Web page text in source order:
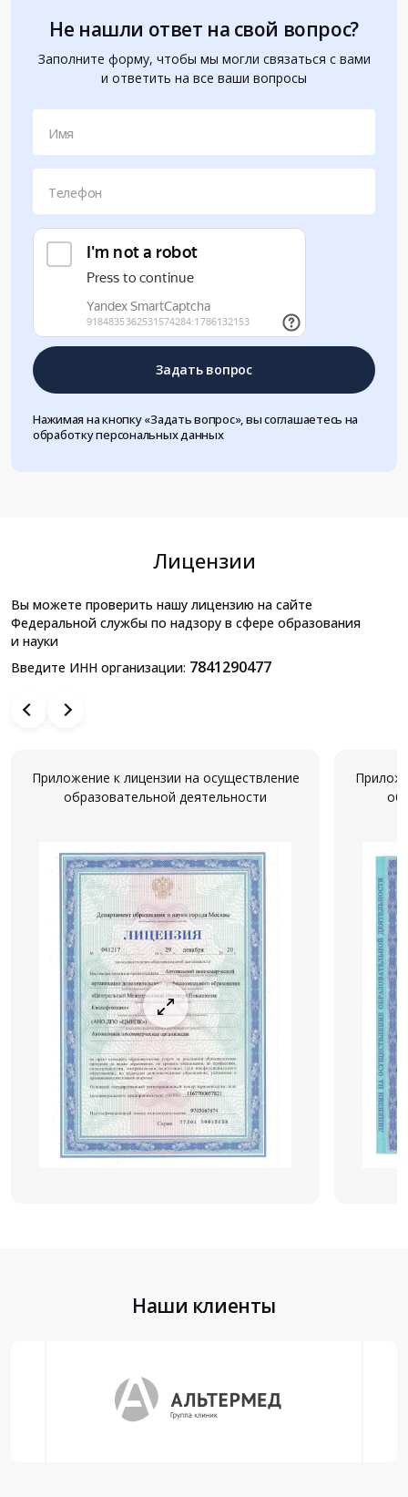
Не нашли ответ на свой вопрос?
Заполните форму, чтобы мы могли связаться с вами
и ответить на все ваши вопросы
Имя
Телефон
Задать вопрос
Нажимая на кнопку «Задать вопрос», вы соглашаетесь на
обработку персональных данных
Лицензии
Вы можете проверить нашу лицензию на сайте
Федеральной службы по надзору в сфере образования
и науки
Введите ИНН организации: 7841290477
Приложение к лицензии на осуществление
образовательной деятельности
Наши клиенты